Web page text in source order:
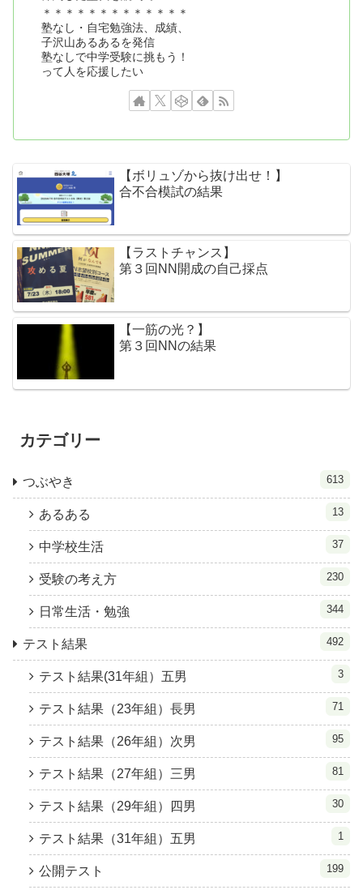
＊＊＊＊＊＊＊＊＊＊＊＊＊
塾なし・自宅勉強法、成績、
子沢山あるあるを発信
塾なしで中学受験に挑もう！
って人を応援したい
【ボリュゾから抜け出せ！】
合不合模試の結果
【ラストチャンス】
第３回NN開成の自己採点
【一筋の光？】
第３回NNの結果
カテゴリー
つぶやき 613
あるある 13
中学校生活 37
受験の考え方 230
日常生活・勉強 344
テスト結果 492
テスト結果(31年組）五男 3
テスト結果（23年組）長男 71
テスト結果（26年組）次男 95
テスト結果（27年組）三男 81
テスト結果（29年組）四男 30
テスト結果（31年組）五男 1
公開テスト 199